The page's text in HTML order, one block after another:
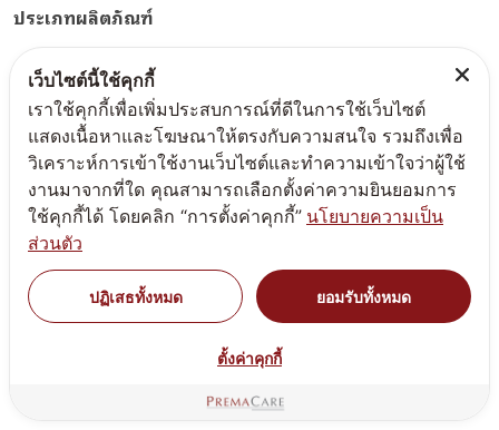
ประเภทผลิตภัณฑ์
สูตรทำแบรนด์แอลกอฮอล์
สูตรทำแบรนด์ครีมสกินแคร์
สูตรทำแบรนด์เครื่องสำอาง
สูตรทำแบรนด์เวชสำอาง
สูตรทำแบรนด์อาหารเสริมชงดื่ม
สูตรทำแบรนด์อาหารเสริมผงวิตามิน
สูตรทำแบรนด์อาหารเสริมแคปซูล
เว็บไซต์นี้ใช้คุกกี้
เราใช้คุกกี้เพื่อเพิ่มประสบการณ์ที่ดีในการใช้เว็บไซต์
แสดงเนื้อหาและโฆษณาให้ตรงกับความสนใจ รวมถึงเพื่อ
วิเคราะห์การเข้าใช้งานเว็บไซต์และทำความเข้าใจว่าผู้ใช้
งานมาจากที่ใด คุณสามารถเลือกตั้งค่าความยินยอมการ
ใช้คุกกี้ได้ โดยคลิก “การตั้งค่าคุกกี้” นโยบายความเป็น
ส่วนตัว
ปฏิเสธทั้งหมด ยอมรับทั้งหมด
ตั้งค่าคุกกี้